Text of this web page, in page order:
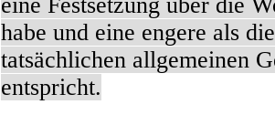
habe und eine engere als
tatsächlichen allgemeinen
entspricht.